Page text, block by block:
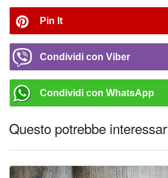
Pin It
Condividi con Viber
Condividi con WhatsApp
Questo potrebbe